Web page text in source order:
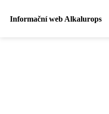
Informační web Alkalurops